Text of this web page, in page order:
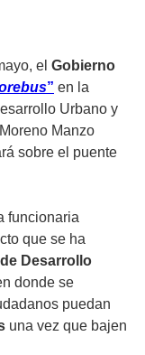
el Gobierno
” en la
Urbano y
Manzo
sobre el puente
funcionaria
que se ha
Desarrollo
donde se
puedan
una vez que bajen